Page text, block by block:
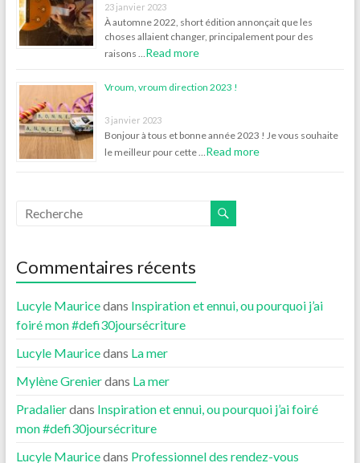
23 janvier 2023
À automne 2022, short édition annonçait que les
choses allaient changer, principalement pour des
raisons … Read more
Vroum, vroum direction 2023 !
3 janvier 2023
Bonjour à tous et bonne année 2023 ! Je vous souhaite
le meilleur pour cette … Read more
Commentaires récents
Lucyle Mauricedans Inspiration et ennui, ou pourquoi j’ai
foiré mon #defi30joursécriture
Lucyle Mauricedans La mer
Mylène Grenierdans La mer
Pradalierdans Inspiration et ennui, ou pourquoi j’ai foiré
mon #defi30joursécriture
Lucyle Mauricedans Professionnel des rendez-vous